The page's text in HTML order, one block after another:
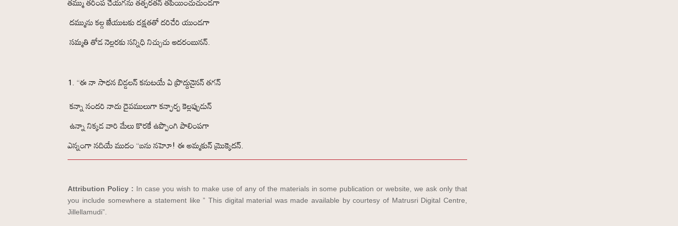
దమ్మును కల్గ జేయుటకు దక్షతతో దరిచేరి యుండగా
సమ్మతి తోడ నెల్లరకు సన్నిధి నిచ్చుచు ఆదరంబునన్.
“ఈ నా సాధన బిడ్డలన్ కనుటయే ఏ ప్రొద్దునైనన్ తగన్
కన్నా నందరి నాదు దైవములుగా కన్ఫార్ప కెల్లప్పుడున్
ఉన్నా నిక్కడ వారి మేలు కొరకే ఉప్పొంగి పాలింపగా
ఎన్నంగా నదియే ముదం “బను నహెూ! ఈ అమ్మకున్ మ్రొక్కెదన్.
Attribution Policy : In case you wish to make use of any of the materials in some publication or website, we ask only that
you include somewhere a statement like ” This digital material was made available by courtesy of Matrusri Digital Centre,
Jillellamudi”.